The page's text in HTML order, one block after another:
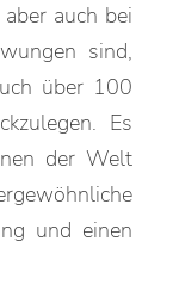
auch bei
sind,
über 100
Es
der Welt
und einen